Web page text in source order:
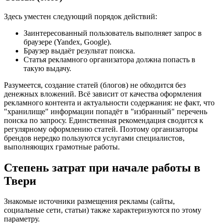
Здесь уместен следующий порядок действий:
Заинтересованный пользователь выполняет запрос в
браузере (Yandex, Google).
Браузер выдаёт результат поиска.
Статья рекламного организатора должна попасть в
такую выдачу.
Разумеется, создание статей (блогов) не обходится без
денежных вложений. Всё зависит от качества оформления
рекламного контента и актуальности содержания: не факт, что
"хранилище" информации попадёт в "избранный" перечень
поиска по запросу. Единственная рекомендация сводится к
регулярному оформлению статей. Поэтому организаторы
брендов нередко пользуются услугами специалистов,
выполняющих грамотные работы.
Степень затрат при начале работы в
Твери
Знакомые источники размещения рекламы (сайты,
социальные сети, статьи) также характеризуются по этому
параметру.